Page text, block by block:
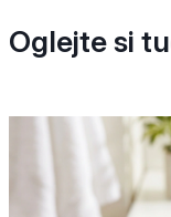
Oglejte si